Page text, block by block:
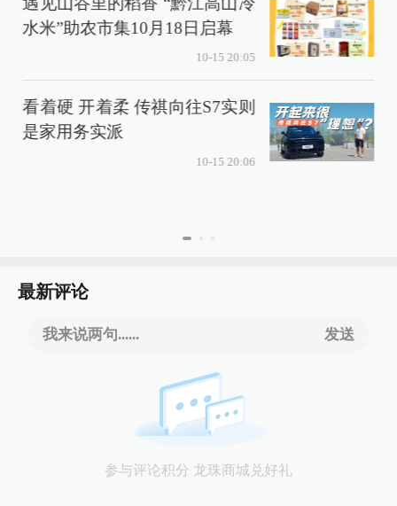
水米”助农市集10月18日启幕
10-15 20:05
看着硬 开着柔 传祺向往S7实则
是家用务实派
10-15 20:06
最新评论
我来说两句...... 发送
参与评论积分 龙珠商城兑好礼